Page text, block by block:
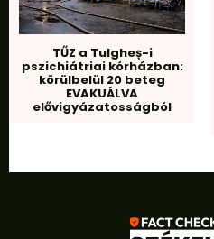
TŰZ a Tulgheș-i
pszichiátriai kórházban:
körülbelül 20 beteg
EVAKUÁLVA
elővigyázatosságból